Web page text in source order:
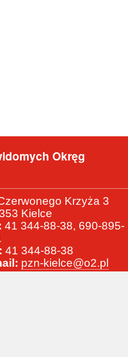
Okręg
Krzyża 3
Kielce
41 344-88-38, 690-895-
41 344-88-38
pzn-kielce@o2.pl